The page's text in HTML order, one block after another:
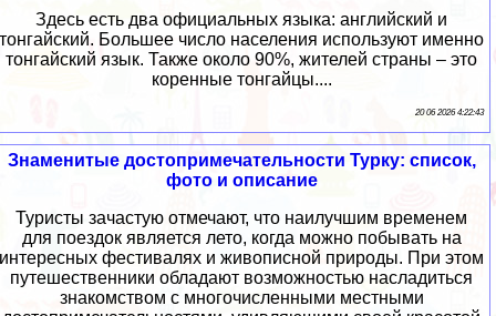
Здесь есть два официальных языка: английский и
тонгайский. Большее число населения используют именно
тонгайский язык. Также около 90%, жителей страны – это
коренные тонгайцы....
20 06 2026 4:22:43
Знаменитые достопримечательности Турку: список,
фото и описание
Туристы зачастую отмечают, что наилучшим временем
для поездок является лето, когда можно побывать на
интересных фестивалях и живописной природы. При этом
путешественники обладают возможностью насладиться
знакомством с многочисленными местными